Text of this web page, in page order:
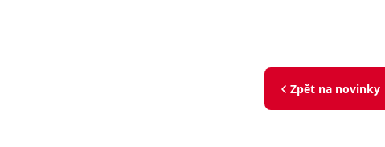
Zpět na novinky